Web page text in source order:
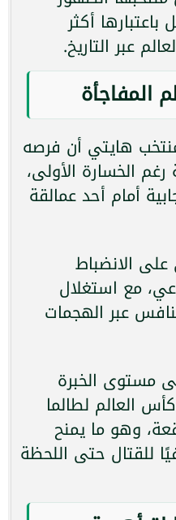
باعتبارها أكثر
عبر التاريخ.
المفاجأة
هايتي أن فرصه
الخسارة الأولى،
أمام أحد عمالقة
الانضباط
مع استغلال
عبر الهجمات
مستوى الخبرة
العالم لطالما
وهو ما يمنح
للقتال حتى اللحظة